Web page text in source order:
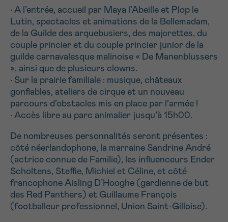
• A l’entrée, accueil par Maya l’Abeille et Plop le
Lutin, spectacles et animations de la Bellemadam,
de la Guilde des arquebusiers, des majorettes, du
couple princier et du couple princier junior de la
guilde carnavalesque malinoise « De Manenblussers
», ainsi que de plusieurs clowns.
• Sur la prairie familiale : musique, châteaux
gonflables, ateliers de cirque et un nouveau
parcours d’obstacles mis en place par l’armée !
• Accès libre au parc animalier jusqu’à 15h00.
De nombreuses personnalités seront présentes :
côté néerlandophone, la marraine Sandrine André
(actrice connue de Familie), les influenceurs Ender
Scholtens, Steffie, Michiel et Céline, et côté
francophone Aisling D’Hooghe (gardienne de but
des Red Panthers) et Guillaume François
(footballeur professionnel, Union Saint-Gilloise).
Je souhaite recevoir la Newsletter
J’accepte les
conditions d’utilisations
*CHAMP OBLIGATOIRE
Envoyer